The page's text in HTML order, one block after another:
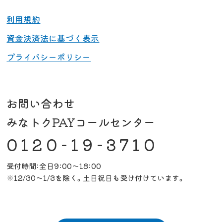
お問い合わせ
みなトクPAYコールセンター
0120-19-3710
受付時間:全日9:00～18:00
※12/30～1/3を除く。土日祝日も受け付けています。
利用規約
資金決済法に基づく表示
プライバシーポリシー